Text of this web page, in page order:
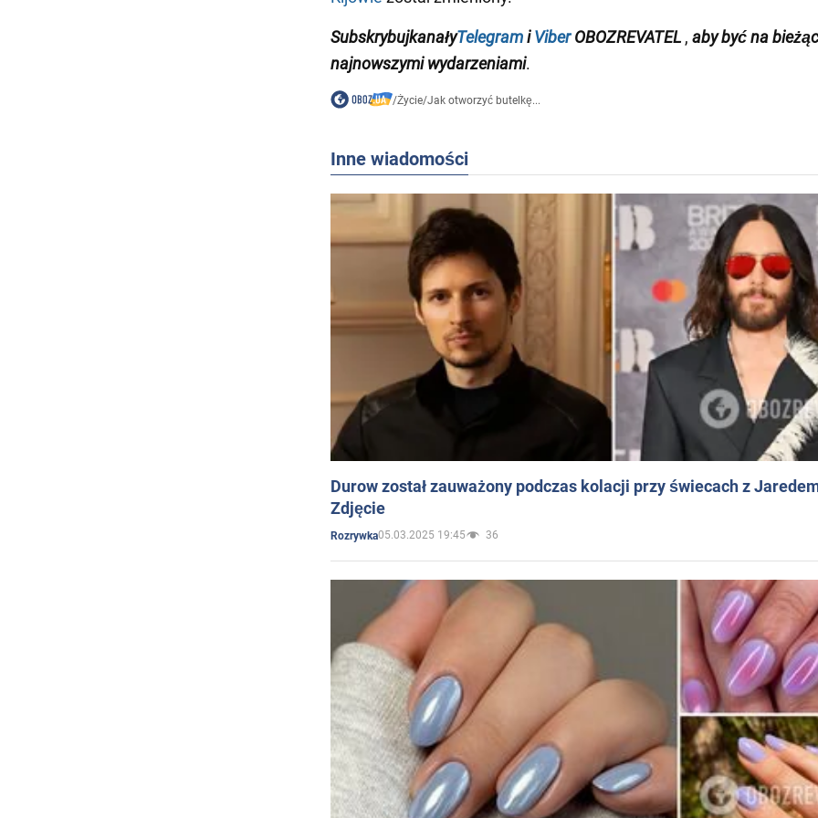
SubskrybujkanałyTelegramiViberOBOZREVATEL , aby być na
najnowszymi wydarzeniami.
/Życie/Jak otworzyć butelkę...
Inne wiadomości
Durow został zauważony podczas kolacji przy świecach z
Zdjęcie
Rozrywka05.03.2025 19:45 36